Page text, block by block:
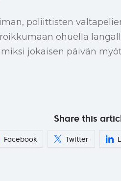
poliittisten
ohuella
jokaisen päivän
Share this
Facebook Twitter